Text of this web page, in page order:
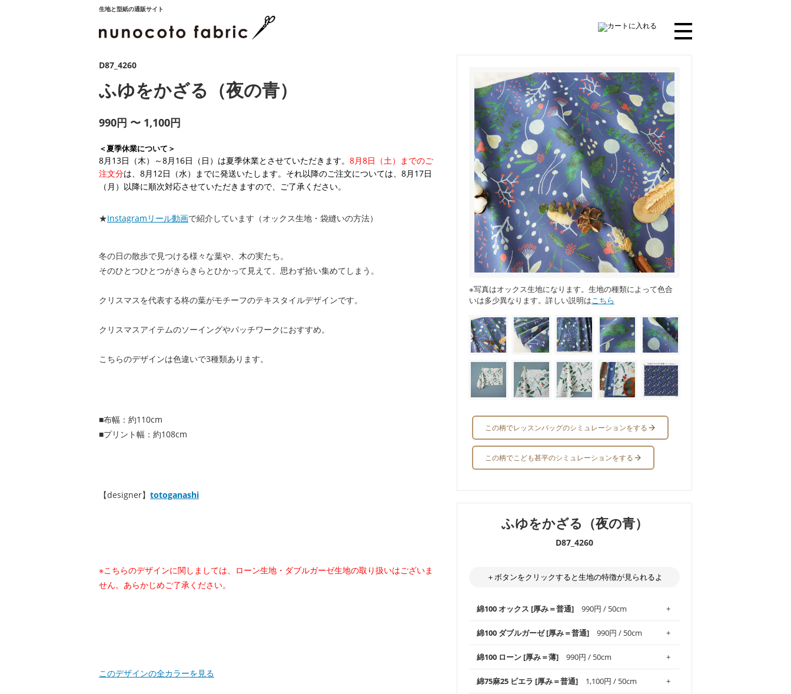
生地と型紙の通販サイト
※写真はオックス生地になります。生地の種類によって色合
いは多少異なります。詳しい説明はこちら
この柄でレッスンバッグのシミュレーションをする
この柄でこども甚平のシミュレーションをする
ふゆをかざる（夜の青）
D87_4260
＋ボタンをクリックすると生地の特徴が見られるよ
綿100 オックス [厚み＝普通] 990円 / 50cm
使いやすさNo.1！しなやかさと適度な張りを併せ持ち、
通気性の高さがオックス生地の特徴です。当サイトのオ
縫いやすいため、布小物全般にお使いいただけます。
綿100 ダブルガーゼ [厚み＝普通] 990円 / 50cm
柔らかくふんわりとした肌触りが特徴です。ベビー用品
やハンカチなど直接肌に触れるアイテムに最適です。高
綿100 ローン [厚み＝薄] 990円 / 50cm
綿75麻25 ビエラ [厚み＝普通] 1,100円 / 50cm
D87_4260
ふゆをかざる（夜の青）
990円 〜 1,100円
＜夏季休業について＞
8月13日（木）～8月16日（日）は夏季休業とさせていただきます。 8月8日（土）までのご
注文分は、8月12日（水）までに発送いたします。それ以降のご注文については、8月17日
（月）以降に順次対応させていただきますので、ご了承ください。
★Instagramリール動画で紹介しています（オックス生地・袋縫いの方法）
冬の日の散歩で見つける様々な葉や、木の実たち。
そのひとつひとつがきらきらとひかって見えて、思わず拾い集めてしまう。
クリスマスを代表する柊の葉がモチーフのテキスタイルデザインです。
クリスマスアイテムのソーイングやパッチワークにおすすめ。
こちらのデザインは色違いで3種類あります。
■布幅：約110cm
■プリント幅：約108cm
【designer】 totoganashi
※こちらのデザインに関しましては、ローン生地・ダブルガーゼ生地の取り扱いはございま
せん。あらかじめご了承ください。
このデザインの全カラーを見る